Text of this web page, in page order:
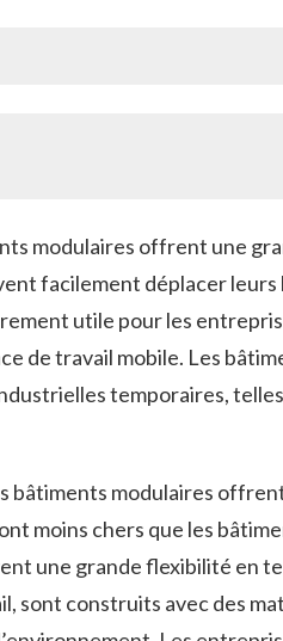
modulaires offrent une
facilement déplacer leurs
utile pour les
de travail mobile. Les
temporaires,
bâtiments modulaires
moins chers que les
une grande flexibilité en
sont construits avec des